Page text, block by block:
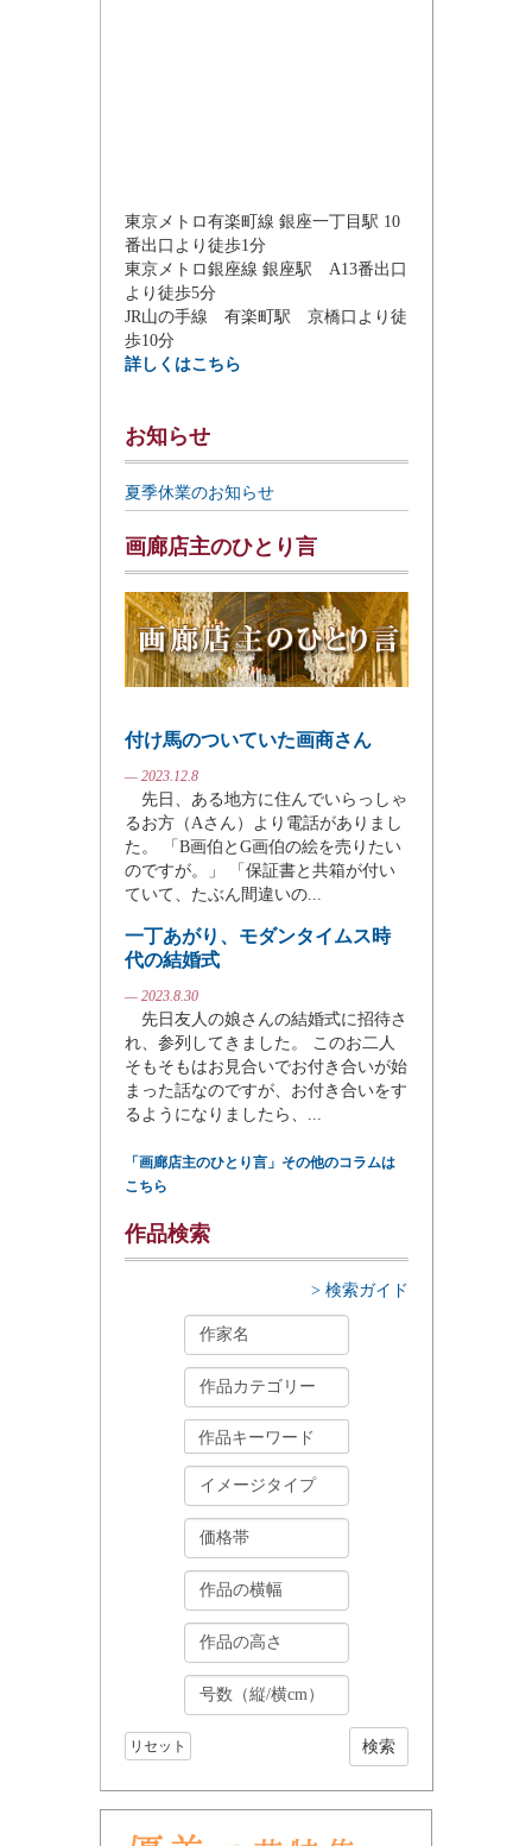
東京メトロ有楽町線 銀座一丁目駅 10
番出口より徒歩1分
東京メトロ銀座線 銀座駅 A13番出口
より徒歩5分
JR山の手線 有楽町駅 京橋口より徒
歩10分
詳しくはこちら
お知らせ
夏季休業のお知らせ
画廊店主のひとり言
付け馬のついていた画商さん
— 2023.12.8
先日、ある地方に住んでいらっしゃ
るお方（Aさん）より電話がありまし
た。 「B画伯とG画伯の絵を売りたい
のですが。」 「保証書と共箱が付い
ていて、たぶん間違いの...
一丁あがり、モダンタイムス時
代の結婚式
— 2023.8.30
先日友人の娘さんの結婚式に招待さ
れ、参列してきました。 このお二人
そもそもはお見合いでお付き合いが始
まった話なのですが、お付き合いをす
るようになりましたら、...
「画廊店主のひとり言」その他のコラムは
こちら
作品検索
> 検索ガイド
リセット